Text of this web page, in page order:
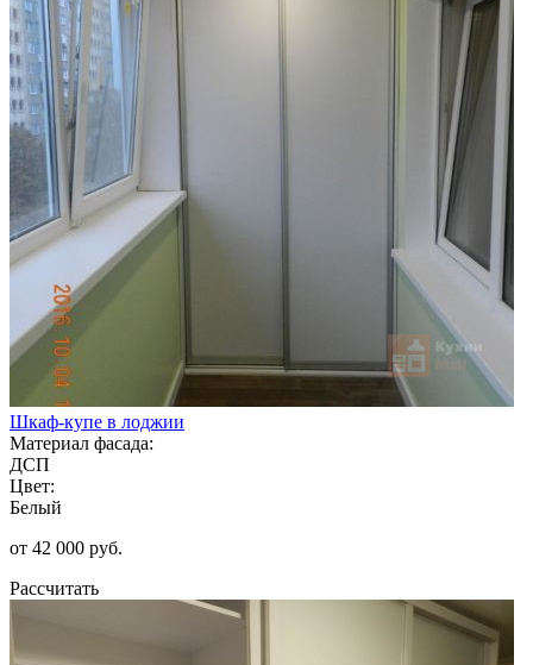
Шкаф-купе в лоджии
Материал фасада:
ДСП
Цвет:
Белый
от 42 000 руб.
Рассчитать